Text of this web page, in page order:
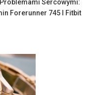
Sercowymi:
Forerunner 745 I Fitbit